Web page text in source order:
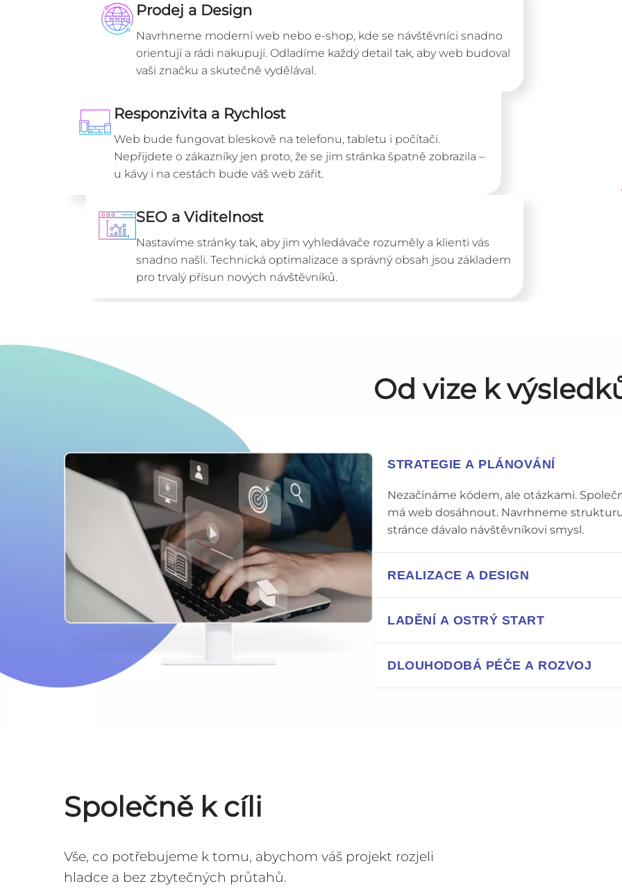
Prodej a Design
Navrhneme moderní web nebo e-shop, kde se návštěvníci snadno
orientují a rádi nakupují. Odladíme každý detail tak, aby web budoval
vaši značku a skutečně vydělával.
Responzivita a Rychlost
Web bude fungovat bleskově na telefonu, tabletu i počítači.
Nepřijdete o zákazníky jen proto, že se jim stránka špatně zobrazila –
u kávy i na cestách bude váš web zářit.
SEO a Viditelnost
Nastavíme stránky tak, aby jim vyhledávače rozuměly a klienti vás
snadno našli. Technická optimalizace a správný obsah jsou základem
pro trvalý přísun nových návštěvníků.
Od vize k
STRATEGIE A PLÁNOVÁNÍ
Nezačínáme kódem, ale otázkami.
má web dosáhnout. Navrhneme
stránce dávalo návštěvníkovi smysl.
REALIZACE A DESIGN
rychlost, bezpečnost a špičkový vzhled.
našima rukama reálné obrysy.
LADĚNÍ A OSTRÝ START
zařízeních, rychlost načítání i
je vše na 100 % vyladěné.
DLOUHODOBÁ PÉČE A ROZVOJ
Společně k cíli
Vše, co potřebujeme k tomu, abychom váš projekt rozjeli
hladce a bez zbytečných průtahů.